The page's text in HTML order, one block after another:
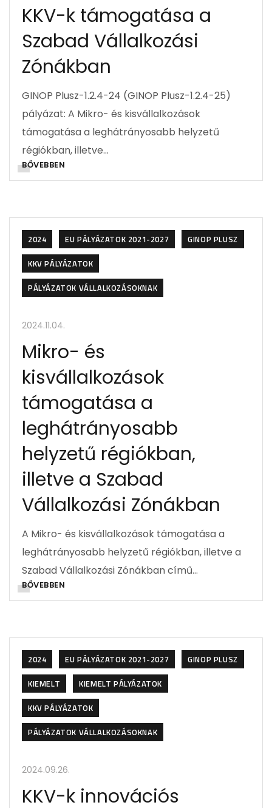
KKV-k támogatása a
Szabad Vállalkozási
Zónákban
GINOP Plusz-1.2.4-24 (GINOP Plusz-1.2.4-25)
pályázat: A Mikro- és kisvállalkozások
támogatása a leghátrányosabb helyzetű
régiókban, illetve…
BŐVEBBEN
2024 EU PÁLYÁZATOK 2021-2027
GINOP PLUSZ
KKV PÁLYÁZATOK
PÁLYÁZATOK VÁLLALKOZÁSOKNAK
2024.11.04.
Mikro- és
kisvállalkozások
támogatása a
leghátrányosabb
helyzetű régiókban,
illetve a Szabad
Vállalkozási Zónákban
A Mikro- és kisvállalkozások támogatása a
leghátrányosabb helyzetű régiókban, illetve a
Szabad Vállalkozási Zónákban című…
BŐVEBBEN
2024 EU PÁLYÁZATOK 2021-2027
GINOP PLUSZ
KIEMELT
KIEMELT PÁLYÁZATOK
KKV PÁLYÁZATOK
PÁLYÁZATOK VÁLLALKOZÁSOKNAK
2024.09.26.
KKV-k innovációs